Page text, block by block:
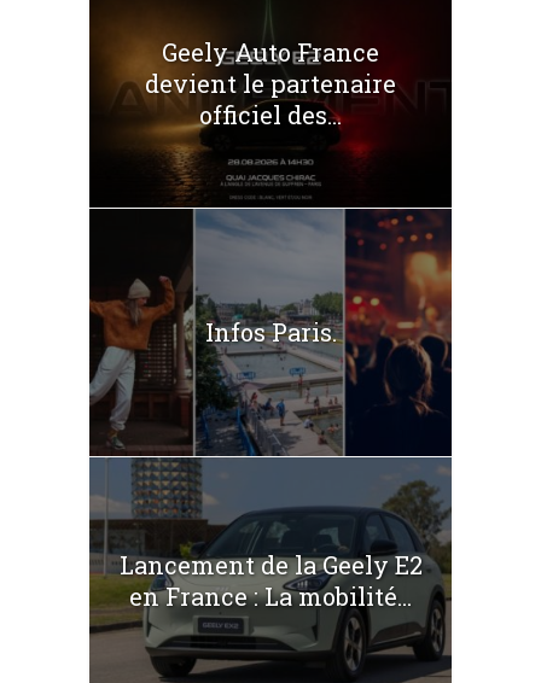
Geely Auto France
devient le partenaire
officiel des...
Infos Paris.
Lancement de la Geely E2
en France : La mobilité...